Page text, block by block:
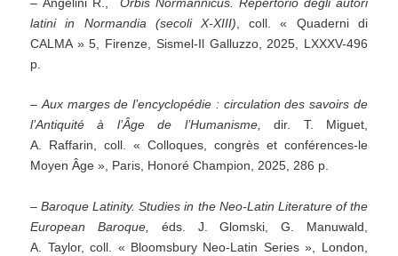
latini in Normandia (secoli X-XIII) , coll. « Quaderni di
CALMA » 5, Firenze, Sismel-Il Galluzzo, 2025, LXXXV-496
p.
–Aux marges de l’encyclopédie : circulation des savoirs de
l’Antiquité à l’Âge de l’Humanisme, dir. T. Miguet,
A. Raffarin, coll. « Colloques, congrès et conférences-le
Moyen Âge », Paris, Honoré Champion, 2025, 286 p.
–Baroque Latinity. Studies in the Neo-Latin Literature of the
European Baroque,
éds. J. Glomski, G. Manuwald,
A. Taylor, coll. « Bloomsbury Neo-Latin Series », London,